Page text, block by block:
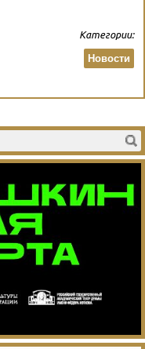
Категории:
Новости